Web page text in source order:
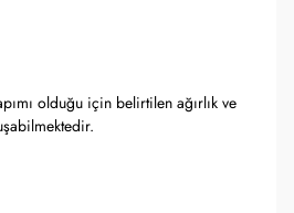
olduğu için belirtilen ağırlık ve